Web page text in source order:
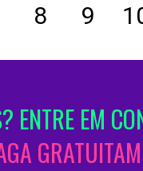
8 9
ENTRE EM